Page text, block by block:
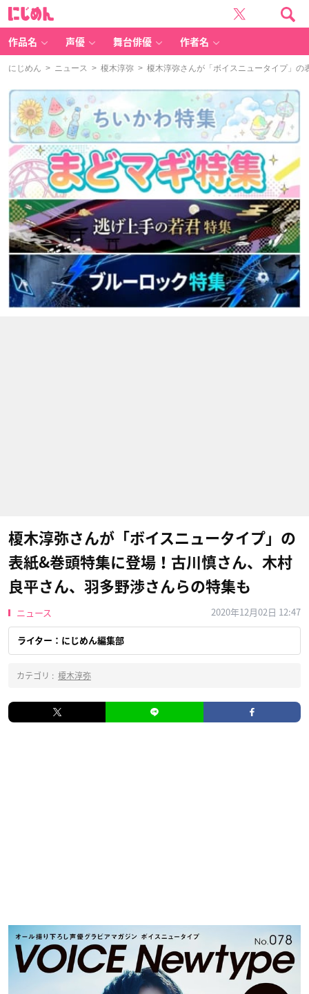
作品名 声優 舞台俳優 作者名
にじめん > ニュース > 榎木淳弥 > 榎木淳弥さんが「ボイスニュータイプ」の
榎木淳弥さんが「ボイスニュータイプ」の
表紙&巻頭特集に登場！古川慎さん、木村
良平さん、羽多野渉さんらの特集も
ニュース 2020年12月02日 12:47
ライター：にじめん編集部
カテゴリ : 榎木淳弥